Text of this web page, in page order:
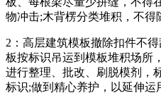
物冲击;木背楞分类堆积，不得
2：高层建筑模板撤除扣件不
板按标识吊运到模板堆积场所
进行整理、批改、刷脱模剂，
标识;做到精心养护，以延伸运